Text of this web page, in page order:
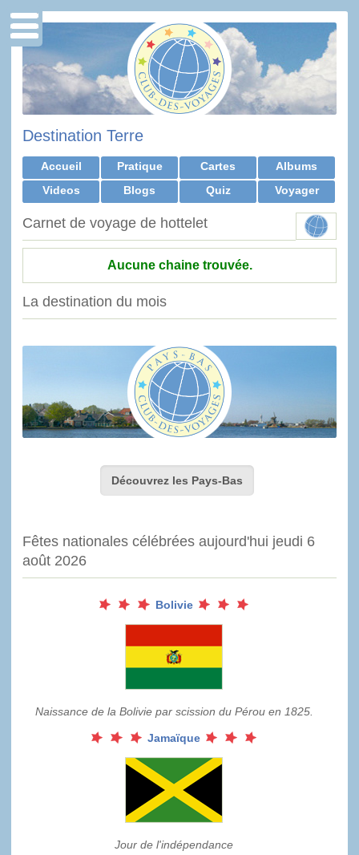
Destination Terre
Accueil Pratique Cartes
Albums
Videos
Blogs Quiz Voyager
Carnet de voyage de hottelet
Aucune chaine trouvée.
La destination du mois
Découvrez les Pays-Bas
Fêtes nationales célébrées aujourd'hui jeudi 6
août 2026
Bolivie
Naissance de la Bolivie par scission du Pérou en 1825.
Jamaïque
Jour de l'indépendance